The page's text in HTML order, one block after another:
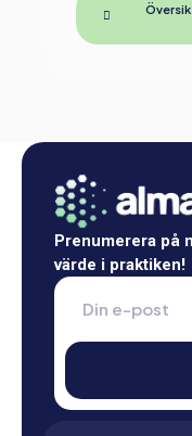
Prenumerera på
värde i praktiken!